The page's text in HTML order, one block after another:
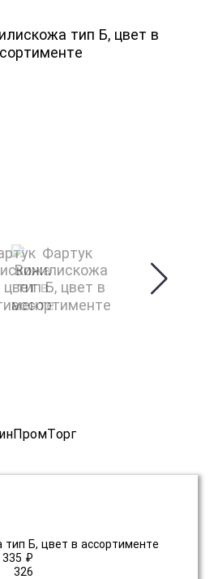
тип Б, цвет в ассортименте
335 ₽
326